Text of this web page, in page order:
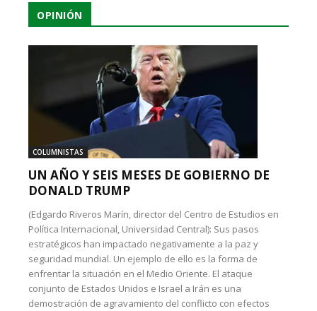
OPINIÓN
COLUMNISTAS
UN AÑO Y SEIS MESES DE GOBIERNO DE
DONALD TRUMP
(Edgardo Riveros Marín, director del Centro de Estudios en
Política Internacional, Universidad Central): Sus pasos
estratégicos han impactado negativamente a la paz y
seguridad mundial. Un ejemplo de ello es la forma de
enfrentar la situación en el Medio Oriente. El ataque
conjunto de Estados Unidos e Israel a Irán es una
demostración de agravamiento del conflicto con efectos